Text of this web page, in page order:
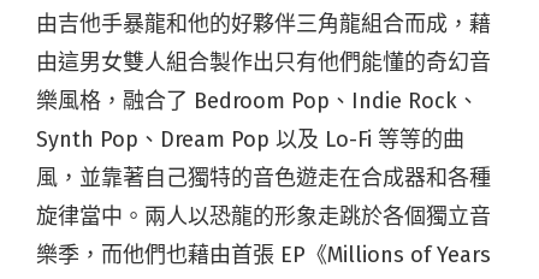
由吉他手暴龍和他的好夥伴三角龍組合而成，藉
由這男女雙人組合製作出只有他們能懂的奇幻音
樂風格，融合了 Bedroom Pop、Indie Rock、
Synth Pop、Dream Pop 以及 Lo-Fi 等等的曲
風，並靠著自己獨特的音色遊走在合成器和各種
旋律當中。兩人以恐龍的形象走跳於各個獨立音
樂季，而他們也藉由首張 EP《Millions of Years